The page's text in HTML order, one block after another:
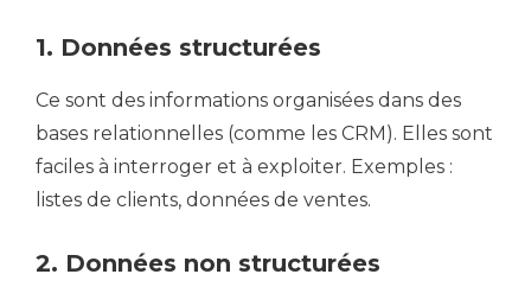
1. Données structurées
Ce sont des informations organisées dans des
bases relationnelles (comme les CRM). Elles sont
faciles à interroger et à exploiter. Exemples :
listes de clients, données de ventes.
2. Données non structurées